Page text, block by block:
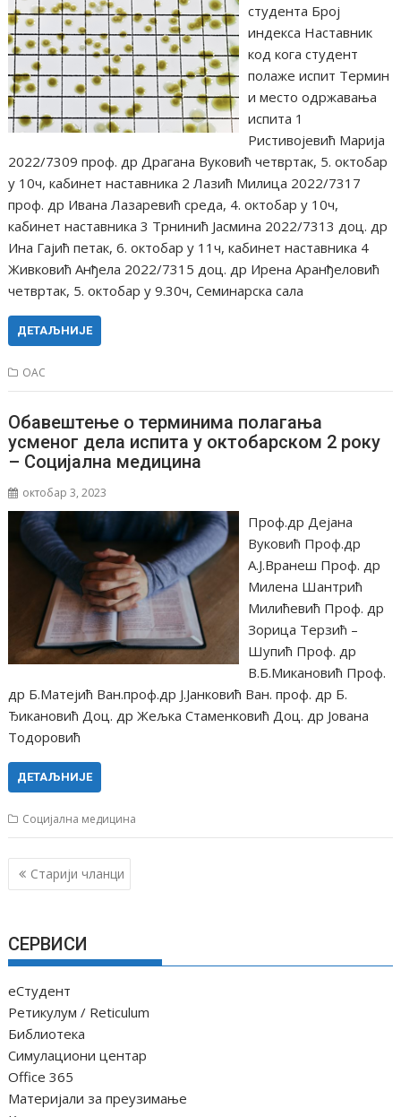
студента Број
индекса Наставник
код кога студент
полаже испит Термин
и место одржавања
испита 1
Ристивојевић Марија
2022/7309 проф. др Драгана Вуковић четвртак, 5. октобар
у 10ч, кабинет наставника 2 Лазић Милица 2022/7317
проф. др Ивана Лазаревић среда, 4. октобар у 10ч,
кабинет наставника 3 Трнинић Јасмина 2022/7313 доц. др
Ина Гајић петак, 6. октобар у 11ч, кабинет наставника 4
Живковић Анђела 2022/7315 доц. др Ирена Аранђеловић
четвртак, 5. октобар у 9.30ч, Семинарска сала
ДЕТАЉНИЈЕ
ОАС
Обавештење о терминима полагања
усменог дела испита у октобарском 2 року
– Социјална медицина
октобар 3, 2023
Проф.др Дејана
Вуковић Проф.др
А.Ј.Вранеш Проф. др
Милена Шантрић
Милићевић Проф. др
Зорица Терзић –
Шупић Проф. др
В.Б.Микановић Проф.
др Б.Матејић Ван.проф.др Ј.Јанковић Ван. проф. др Б.
Ђикановић Доц. др Жељка Стаменковић Доц. др Јована
Тодоровић
ДЕТАЉНИЈЕ
Социјална медицина
К
р
т
а
њ
е
ч
л
а
н
Старији чланци
СЕРВИСИ
еСтудент
Ретикулум / Reticulum
Библиотека
Симулациони центар
Office 365
Материјали за преузимање